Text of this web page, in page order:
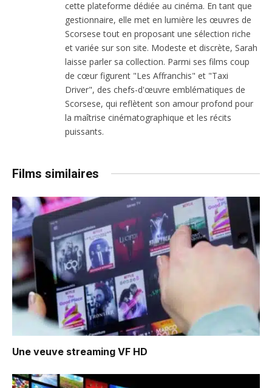
cette plateforme dédiée au cinéma. En tant que
gestionnaire, elle met en lumière les œuvres de
Scorsese tout en proposant une sélection riche
et variée sur son site. Modeste et discrète, Sarah
laisse parler sa collection. Parmi ses films coup
de cœur figurent "Les Affranchis" et "Taxi
Driver", des chefs-d'œuvre emblématiques de
Scorsese, qui reflètent son amour profond pour
la maîtrise cinématographique et les récits
puissants.
Films similaires
Une veuve streaming VF HD